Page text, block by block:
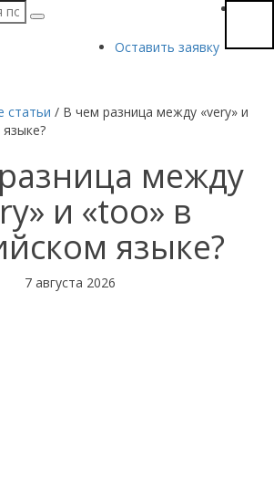
Оставить заявку
статьи / В чем разница между «very» и
между
и «too» в
языке?
7 августа 2026